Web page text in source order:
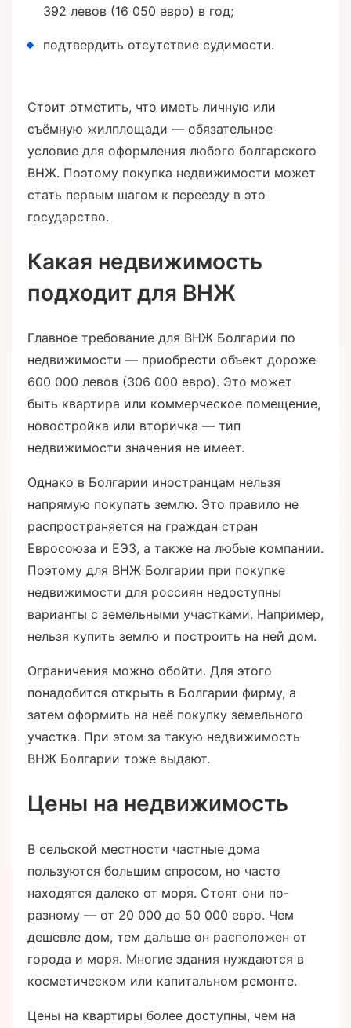
392 левов (16 050 евро) в год;
подтвердить отсутствие судимости.
Стоит отметить, что иметь личную или
съёмную жилплощади — обязательное
условие для оформления любого болгарского
ВНЖ. Поэтому покупка недвижимости может
стать первым шагом к переезду в это
государство.
Какая недвижимость
подходит для ВНЖ
Главное требование для ВНЖ Болгарии по
недвижимости — приобрести объект дороже
600 000 левов (306 000 евро). Это может
быть квартира или коммерческое помещение,
новостройка или вторичка — тип
недвижимости значения не имеет.
Однако в Болгарии иностранцам нельзя
напрямую покупать землю. Это правило не
распространяется на граждан стран
Евросоюза и ЕЭЗ, а также на любые компании.
Поэтому для ВНЖ Болгарии при покупке
недвижимости для россиян недоступны
варианты с земельными участками. Например,
нельзя купить землю и построить на ней дом.
Ограничения можно обойти. Для этого
понадобится открыть в Болгарии фирму, а
затем оформить на неё покупку земельного
участка. При этом за такую недвижимость
ВНЖ Болгарии тоже выдают.
Цены на недвижимость
В сельской местности частные дома
пользуются большим спросом, но часто
находятся далеко от моря. Стоят они по-
разному — от 20 000 до 50 000 евро. Чем
дешевле дом, тем дальше он расположен от
города и моря. Многие здания нуждаются в
косметическом или капитальном ремонте.
Цены на квартиры более доступны, чем на